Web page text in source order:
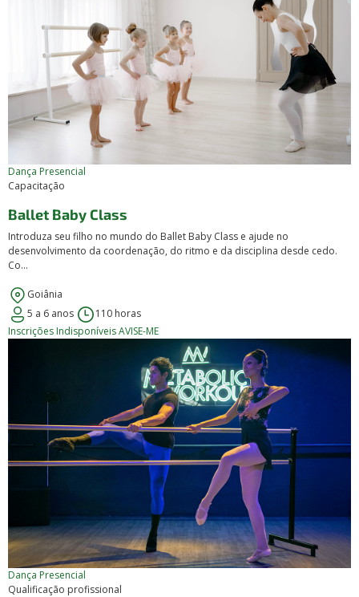
Dança Presencial
Capacitação
Ballet Baby Class
Introduza seu filho no mundo do Ballet Baby Class e ajude no
desenvolvimento da coordenação, do ritmo e da disciplina desde cedo.
Co...
Goiânia
5 a 6 anos
110 horas
Inscrições IndisponíveisAVISE-ME
Dança Presencial
Qualificação profissional